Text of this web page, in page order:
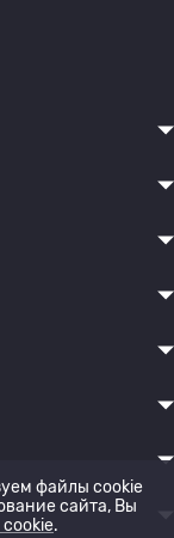
файлы cookie
сайта, Вы
.